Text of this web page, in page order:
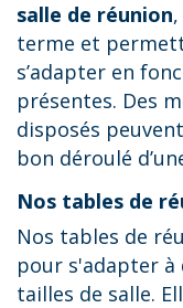
salle de réunion
terme et
s’adapter en
présentes. Des
disposés
bon déroulé
Nos tables de
Nos tables de
pour s'adapter
tailles de salle.